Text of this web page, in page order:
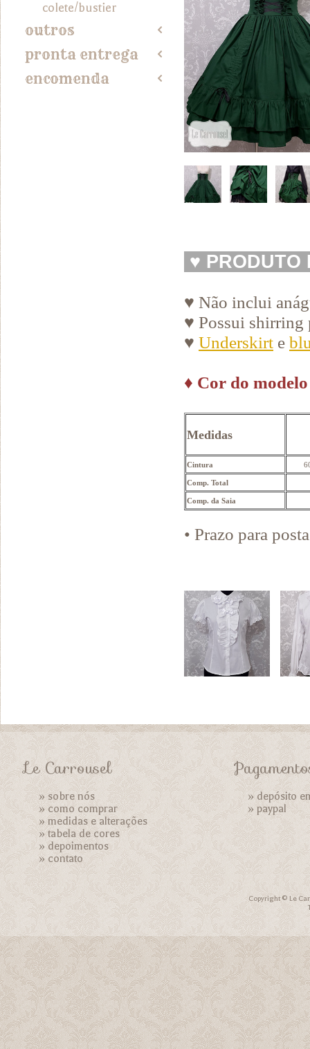
colete/bustier
outros 2
pronta entrega 2
encomenda 2
♥
♥ Não inclui
♥ Possui shirring
♥ Underskirt e
♦ Cor do
Medidas
Cintura
Comp. Total
Comp. da Saia
• Prazo para
Le Carrousel
»sobre nós
»como comprar
»medidas e alterações
»tabela de cores
»depoimentos
»contato
» depósito
» paypal
Copyright © Le